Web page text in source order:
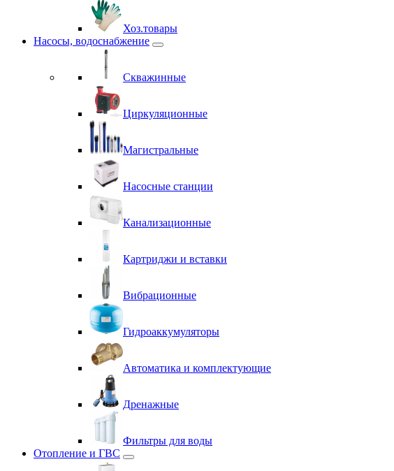
Хоз.товары
Насосы, водоснабжение
Скважинные
Циркуляционные
Магистральные
Насосные станции
Канализационные
Картриджи и вставки
Вибрационные
Гидроаккумуляторы
Автоматика и комплектующие
Дренажные
Фильтры для воды
Отопление и ГВС